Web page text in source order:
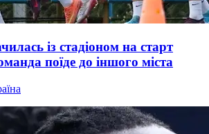
із стадіоном на старт
поїде до іншого міста